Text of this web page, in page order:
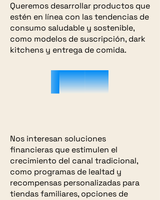
Queremos desarrollar productos que
estén en línea con las tendencias de
consumo saludable y sostenible,
como modelos de suscripción, dark
kitchens y entrega de comida.
Nos interesan soluciones
financieras que estimulen el
crecimiento del canal tradicional,
como programas de lealtad y
recompensas personalizadas para
tiendas familiares, opciones de